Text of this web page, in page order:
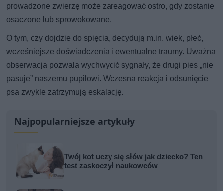
prowadzone zwierzę może zareagować ostro, gdy zostanie
osaczone lub sprowokowane.
O tym, czy dojdzie do spięcia, decydują m.in. wiek, płeć,
wcześniejsze doświadczenia i ewentualne traumy. Uważna
obserwacja pozwala wychwycić sygnały, że drugi pies „nie
pasuje” naszemu pupilowi. Wczesna reakcja i odsunięcie
psa zwykle zatrzymują eskalację.
Najpopularniejsze artykuły
Twój kot uczy się słów jak dziecko? Ten
test zaskoczył naukowców